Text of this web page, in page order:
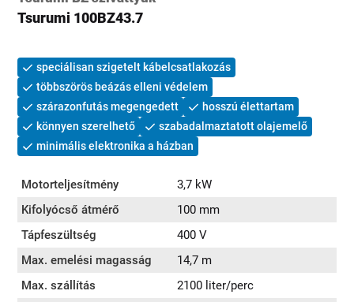
Tsurumi 100BZ43.7
speciálisan szigetelt kábelcsatlakozás
többszörös beázás elleni védelem
szárazonfutás megengedett
hosszú élettartam
könnyen szerelhető
szabadalmaztatott olajemelő
minimális elektronika a házban
Motorteljesítmény
3,7 kW
Kifolyócső átmérő
100 mm
Tápfeszültség
400 V
Max. emelési magasság
14,7 m
Max. szállítás
2100 liter/perc